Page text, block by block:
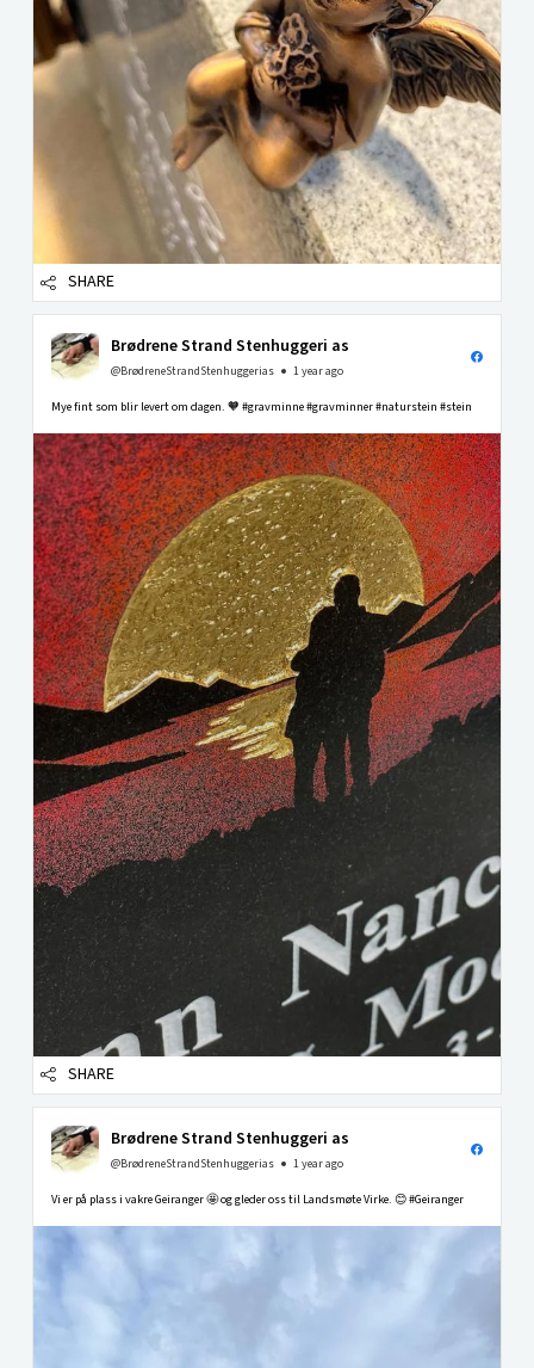
SHARE
Brødrene Strand Stenhuggeri as
@BrødreneStrandStenhuggerias 1 year ago
Mye fint som blir levert om dagen. 🧡 #gravminne #gravminner #naturstein #stein
SHARE
Brødrene Strand Stenhuggeri as
@BrødreneStrandStenhuggerias 1 year ago
Vi er på plass i vakre Geiranger 🤩 og gleder oss til Landsmøte Virke. 😊 #Geiranger